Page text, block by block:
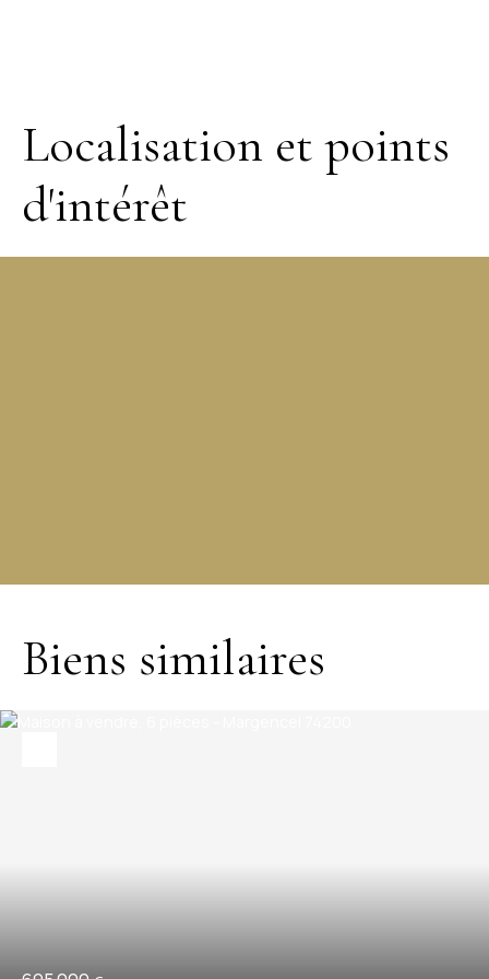
Localisation et points
d'intérêt
Biens similaires